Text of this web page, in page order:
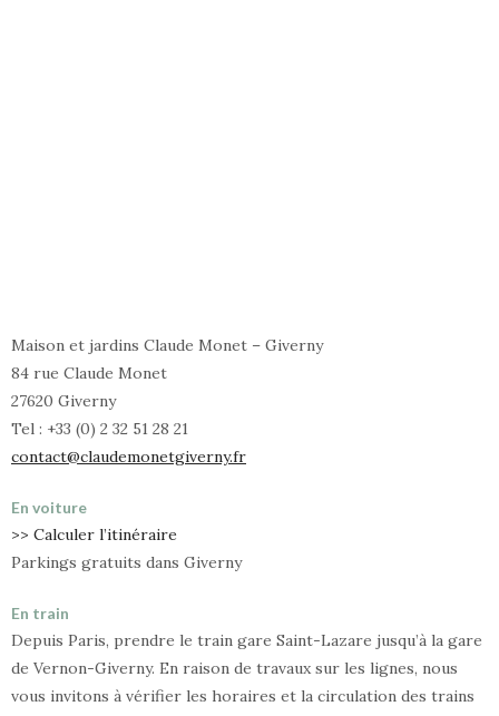
Maison et jardins Claude Monet – Giverny
84 rue Claude Monet
27620 Giverny
Tel : +33 (0) 2 32 51 28 21
contact@claudemonetgiverny.fr
En voiture
>> Calculer l’itinéraire
Parkings gratuits dans Giverny
En train
Depuis Paris, prendre le train gare Saint-Lazare jusqu’à la gare
de Vernon-Giverny. En raison de travaux sur les lignes, nous
vous invitons à vérifier les horaires et la circulation des trains